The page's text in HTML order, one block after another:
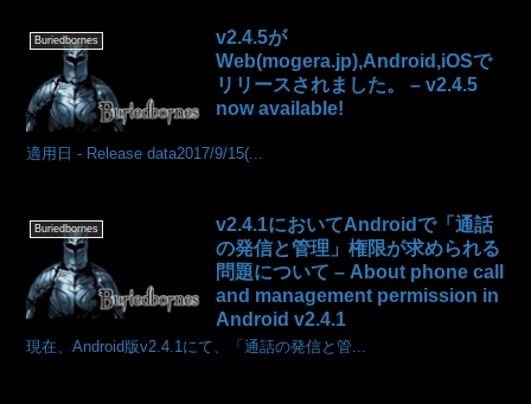
Buriedbornes
v2.4.5が
Web(mogera.jp),Android,iOSで
リリースされました。 – v2.4.5
now available!
適用日 - Release data2017/9/15(...
Buriedbornes
v2.4.1においてAndroidで「通話
の発信と管理」権限が求められる
問題について – About phone call
and management permission in
Android v2.4.1
現在、Android版v2.4.1にて、「通話の発信と管...